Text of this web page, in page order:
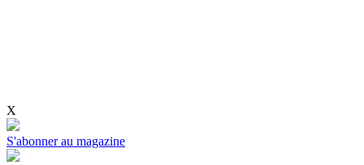
X
S'abonner au magazine